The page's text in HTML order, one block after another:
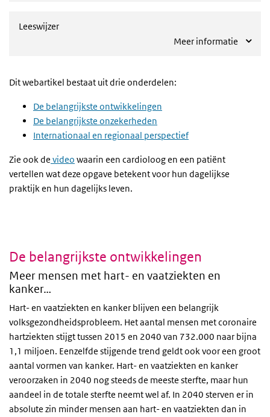
Leeswijzer
Meer informatie
Dit webartikel bestaat uit drie onderdelen:
De belangrijkste ontwikkelingen
De belangrijkste onzekerheden
Internationaal en regionaal perspectief
Zie ook de video waarin een cardioloog en een patiënt
vertellen wat deze opgave betekent voor hun dagelijkse
praktijk en hun dagelijks leven.
De belangrijkste ontwikkelingen
Meer mensen met hart- en vaatziekten en
kanker…
Hart- en vaatziekten en kanker blijven een belangrijk
volksgezondheidsprobleem. Het aantal mensen met coronaire
hartziekten stijgt tussen 2015 en 2040 van 732.000 naar bijna
1,1 miljoen. Eenzelfde stijgende trend geldt ook voor een groot
aantal vormen van kanker. Hart- en vaatziekten en kanker
veroorzaken in 2040 nog steeds de meeste sterfte, maar hun
aandeel in de totale sterfte neemt wel af. In 2040 sterven er in
absolute zin minder mensen aan hart- en vaatziekten dan in